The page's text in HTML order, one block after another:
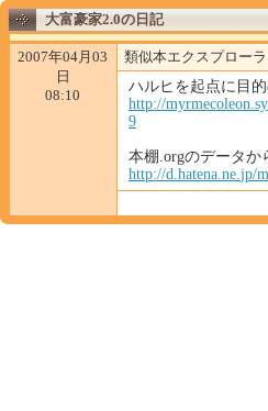
大富豪家2.0の日記
2007年04月03
日
08:10
類似本エクスプローラ
ハルヒを起点に目
http://myrmecoleon.
9
本棚.orgのデータか
http://d.hatena.ne.jp/